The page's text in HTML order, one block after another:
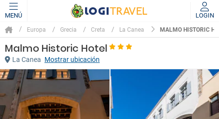
MENÚ LOGIN
Europa Grecia Creta La Canea MALMO HISTORIC
Malmo Historic Hotel
La Canea Mostrar ubicación